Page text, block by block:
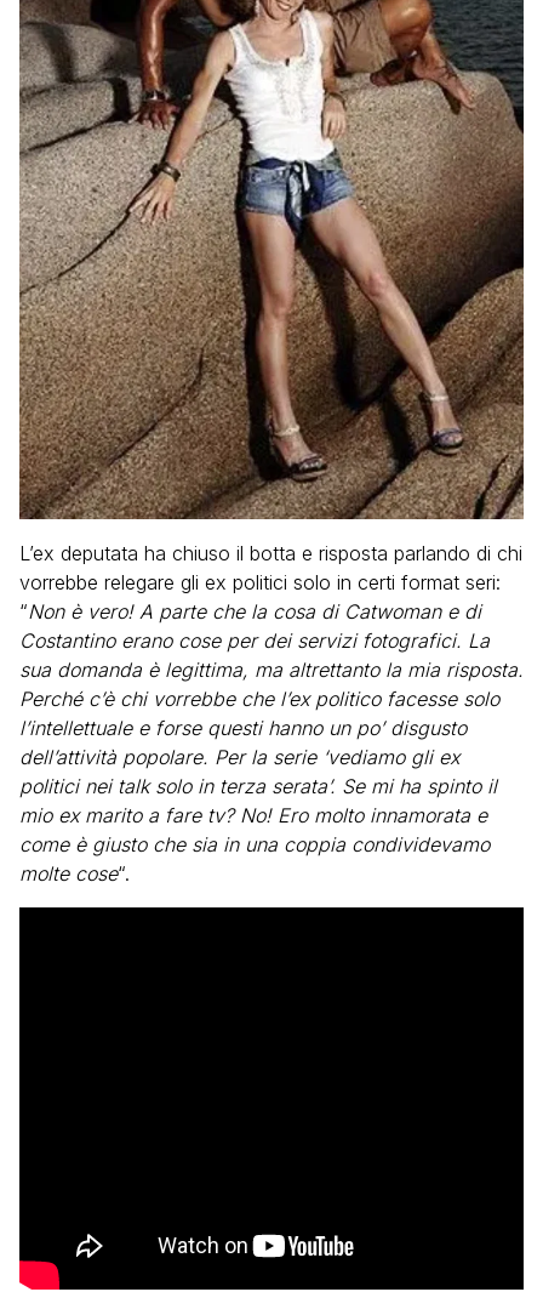
L’ex deputata ha chiuso il botta e risposta parlando di chi
vorrebbe relegare gli ex politici solo in certi format seri:
“Non è vero! A parte che la cosa di Catwoman e di
Costantino erano cose per dei servizi fotografici. La
sua domanda è legittima, ma altrettanto la mia risposta.
Perché c’è chi vorrebbe che l’ex politico facesse solo
l’intellettuale e forse questi hanno un po’ disgusto
dell’attività popolare. Per la serie ‘vediamo gli ex
politici nei talk solo in terza serata’. Se mi ha spinto il
mio ex marito a fare tv? No! Ero molto innamorata e
come è giusto che sia in una coppia condividevamo
molte cose“.